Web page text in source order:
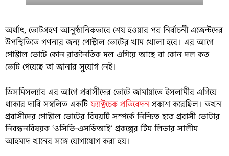
অর্থাৎ, ভোটগ্রহণ আনুষ্ঠানিকভাবে শেষ হওয়ার পর নির্বাচনী এজেন্টদের
উপস্থিতিতে গণনার জন্য পোস্টাল ভোটের খাম খোলা হবে। এর আগে
পোস্টাল ভোটে কোন রাজনৈতিক দল এগিয়ে আছে বা কোন দল কত
ভোট পেয়েছে তা জানার সুযোগ নেই।
ডিসমিসল্যাব এর আগে প্রবাসীদের ভোটে জামায়াতে ইসলামীর এগিয়ে
থাকার দাবি সম্বলিত একটিফ্যাক্টচেক প্রতিবেদনপ্রকাশ করেছিল। তখন
প্রবাসীদের পোস্টাল ভোটের বিষয়টি সম্পর্কে নিশ্চিত হতে প্রবাসী ভোটার
নিবন্ধনবিষয়ক ‘ওসিভি-এসডিআই’ প্রকল্পের টিম লিডার সালীম
আহমাদ খানের সঙ্গে যোগাযোগ করা হয়।